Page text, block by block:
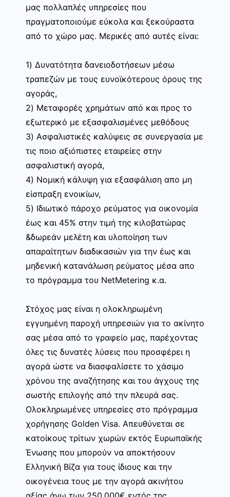
μας πολλαπλές υπηρεσίες που
πραγματοποιούμε εύκολα και ξεκούραστα
από το χώρο μας. Μερικές από αυτές είναι:
1) Δυνατότητα δανειοδοτήσεων μέσω
τραπεζών με τους ευνοϊκότερους όρους της
αγοράς,
2) Μεταφορές χρημάτων από και προς το
εξωτερικό με εξασφαλισμένες μεθόδους
3) Ασφαλιστικές καλύψεις σε συνεργασία με
τις ποιο αξιόπιστες εταιρείες στην
ασφαλιστική αγορά,
4) Νομική κάλυψη για εξασφάλιση απο μη
είσπραξη ενοικίων,
5) Ιδιωτικό πάροχο ρεύματος για οικονομία
έως και 45% στην τιμή της κιλοβατώρας
&δωρεάν μελέτη και υλοποίηση των
απαραίτητων διαδικασιών για την έως και
μηδενική κατανάλωση ρεύματος μέσα απο
το πρόγραμμα του NetMetering κ.α.
Στόχος μας είναι η ολοκληρωμένη
εγγυημένη παροχή υπηρεσιών για το ακίνητο
σας μέσα από το γραφείο μας, παρέχοντας
όλες τις δυνατές λύσεις που προσφέρει η
αγορά ώστε να διασφαλίσετε το χάσιμο
χρόνου της αναζήτησης και του άγχους της
σωστής επιλογής από την πλευρά σας.
Ολοκληρωμένες υπηρεσίες στο πρόγραμμα
χορήγησης Golden Visa. Απευθύνεται σε
κατοίκους τρίτων χωρών εκτός Ευρωπαϊκής
Ένωσης που μπορούν να αποκτήσουν
Ελληνική Βίζα για τους ίδιους και την
οικογένεια τους με την αγορά ακινήτου